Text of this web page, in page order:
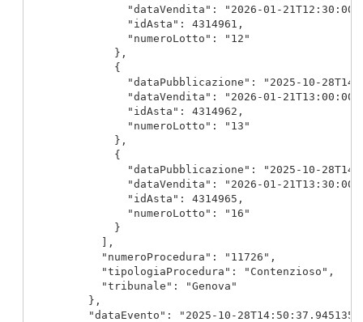
"dataVendita": "2026-01-
                "idAsta": 4314961,
                "numeroLotto": "12"
              },
              {
"dataPubblicazione": "2025-10-
"dataVendita": "2026-01-
                "idAsta": 4314962,
                "numeroLotto": "13"
              },
              {
"dataPubblicazione": "2025-10-
"dataVendita": "2026-01-
                "idAsta": 4314965,
                "numeroLotto": "16"
              }
            ],
            "numeroProcedura": "11726",
            "tipologiaProcedura": "Contenzioso",
            "tribunale": "Genova"
          },
"dataEvento": "2025-10-